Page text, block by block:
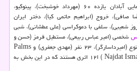
برهمین اساس، فیلم های سینمایی آبادان یازده ۶۰ (مهرداد خوشبخت)، پینوکیو،
صافی)، خروج (ابراهیم حاتمی کیا)، دختر ایران
شعیبی)، سلفی با دموکراسی (علی عطشانی)، شبی
شخصی (امیر عباس ربیعی)، مستطیل قرمز (حسن و
حسین صیدخانی)، منطقه پرواز ممنوع (امیرداسارگر)، ۲۳ نفر (مهدی جعفری) و Palms
Blood - خون نخل (Najdat Ismail Anzour ) ا۱۲ اثری هستند که در این بخش به